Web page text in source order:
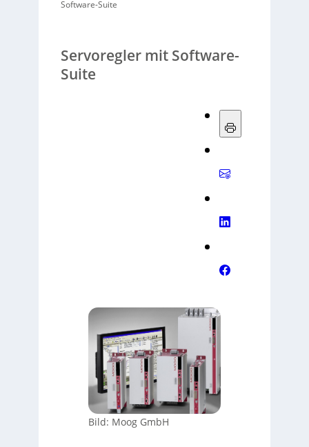
Software-Suite
Servoregler mit Software-
Suite
Bild: Moog GmbH